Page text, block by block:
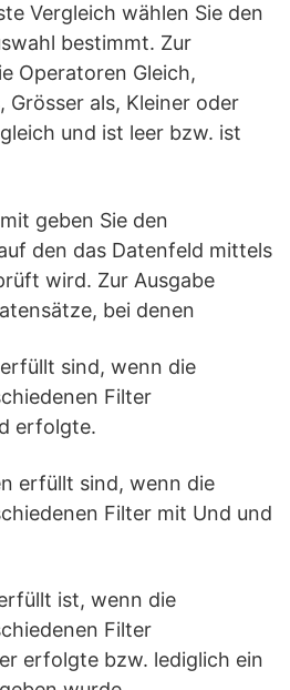
Vergleich wählen Sie den
bestimmt. Zur
Operatoren Gleich,
Grösser als, Kleiner oder
und ist leer bzw. ist
geben Sie den
den das Datenfeld mittels
wird. Zur Ausgabe
bei denen
sind, wenn die
Filter
erfolgte.
erfüllt sind, wenn die
Filter mit Und und
ist, wenn die
Filter
erfolgte bzw. lediglich ein